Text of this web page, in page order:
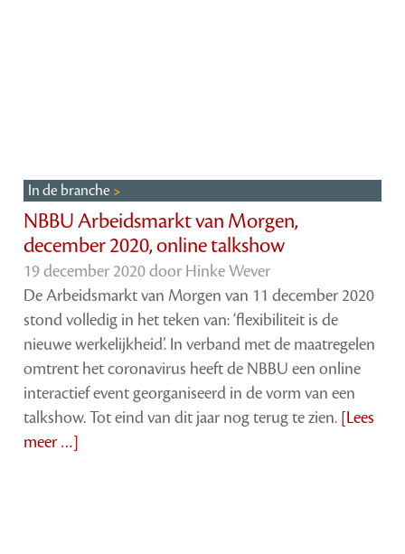
In de branche
NBBU Arbeidsmarkt van Morgen,
december 2020, online talkshow
19 december 2020 door Hinke Wever
De Arbeidsmarkt van Morgen van 11 december 2020
stond volledig in het teken van: ‘flexibiliteit is de
nieuwe werkelijkheid’. In verband met de maatregelen
omtrent het coronavirus heeft de NBBU een online
interactief event georganiseerd in de vorm van een
talkshow. Tot eind van dit jaar nog terug te zien. [Lees
meer …]